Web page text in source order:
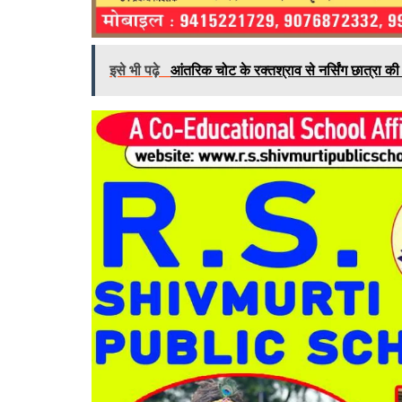
इसे भी पढ़े आंतरिक चोट के रक्तश्राव से नर्सिंग छात्रा की